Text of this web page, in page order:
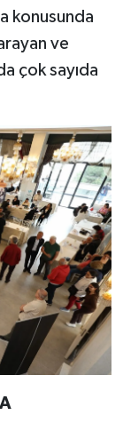
konusunda
ve
çok sayıda